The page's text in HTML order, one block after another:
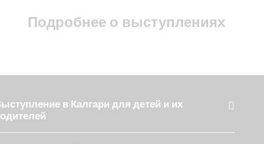
Подробнее о выступлениях
в Калгари для детей и их